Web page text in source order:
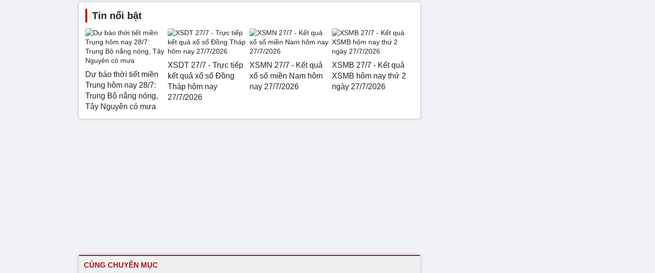
Tin nổi bật
Dự báo thời tiết miền
Trung hôm nay 28/7:
Trung Bộ nắng nóng,
Tây Nguyên có mưa
XSDT 27/7 - Trực tiếp
kết quả xổ số Đồng
Tháp hôm nay
27/7/2026
XSMN 27/7 - Kết quả
xổ số miền Nam hôm
nay 27/7/2026
XSMB 27/7 - Kết quả
XSMB hôm nay thứ 2
ngày 27/7/2026
CÙNG CHUYÊN MỤC